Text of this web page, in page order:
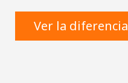
Ver la diferencia